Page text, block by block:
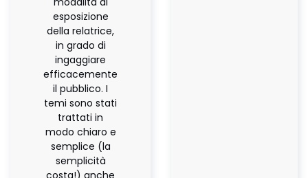
esposizione
della relatrice,
in grado di
ingaggiare
efficacemente
il pubblico. I
temi sono stati
trattati in
modo chiaro e
semplice (la
semplicità